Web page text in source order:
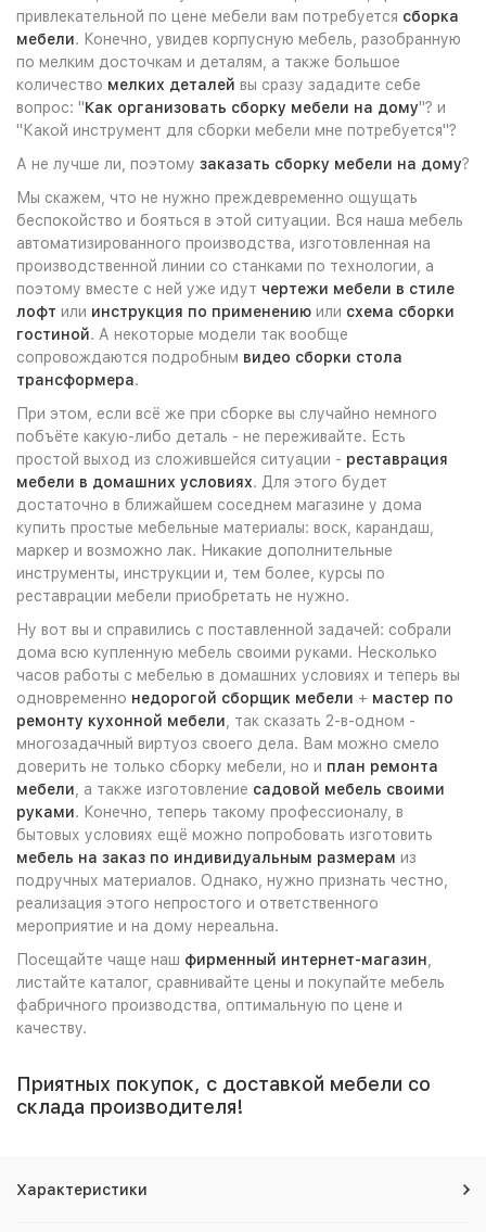
привлекательной по цене мебели вам потребуется сборка
мебели. Конечно, увидев корпусную мебель, разобранную
по мелким досточкам и деталям, а также большое
количество мелких деталей вы сразу зададите себе
вопрос: "Как организовать сборку мебели на дому"? и
"Какой инструмент для сборки мебели мне потребуется"?
А не лучше ли, поэтому заказать сборку мебели на дому?
Мы скажем, что не нужно преждевременно ощущать
беспокойство и бояться в этой ситуации. Вся наша мебель
автоматизированного производства, изготовленная на
производственной линии со станками по технологии, а
поэтому вместе с ней уже идут чертежи мебели в стиле
лофт или инструкция по применению или схема сборки
гостиной. А некоторые модели так вообще
сопровождаются подробным видео сборки стола
трансформера.
При этом, если всё же при сборке вы случайно немного
побъёте какую-либо деталь - не переживайте. Есть
простой выход из сложившейся ситуации - реставрация
мебели в домашних условиях. Для этого будет
достаточно в ближайшем соседнем магазине у дома
купить простые мебельные материалы: воск, карандаш,
маркер и возможно лак. Никакие дополнительные
инструменты, инструкции и, тем более, курсы по
реставрации мебели приобретать не нужно.
Ну вот вы и справились с поставленной задачей: собрали
дома всю купленную мебель своими руками. Несколько
часов работы с мебелью в домашних условиях и теперь вы
одновременно недорогой сборщик мебели + мастер по
ремонту кухонной мебели , так сказать 2-в-одном -
многозадачный виртуоз своего дела. Вам можно смело
доверить не только сборку мебели, но и план ремонта
мебели , а также изготовление садовой мебель своими
руками. Конечно, теперь такому профессионалу, в
бытовых условиях ещё можно попробовать изготовить
мебель на заказ по индивидуальным размерам из
подручных материалов. Однако, нужно признать честно,
реализация этого непростого и ответственного
мероприятие и на дому нереальна.
Посещайте чаще наш фирменный интернет-магазин
листайте каталог, сравнивайте цены и покупайте мебель
фабричного производства, оптимальную по цене и
качеству.
Приятных покупок, с доставкой мебели со
склада производителя!
Характеристики